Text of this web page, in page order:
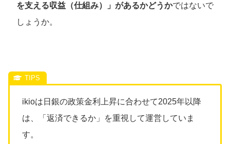
を支える収益（仕組み）」があるかどうかではないで
しょうか。
ikioは日銀の政策金利上昇に合わせて2025年以降
は、「返済できるか」を重視して運営していま
す。